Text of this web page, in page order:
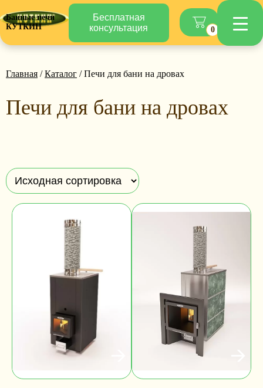
Банные печи
КУТКИН
Бесплатная
консультация
0
Главная /Каталог / Печи для бани на дровах
Печи для бани на дровах